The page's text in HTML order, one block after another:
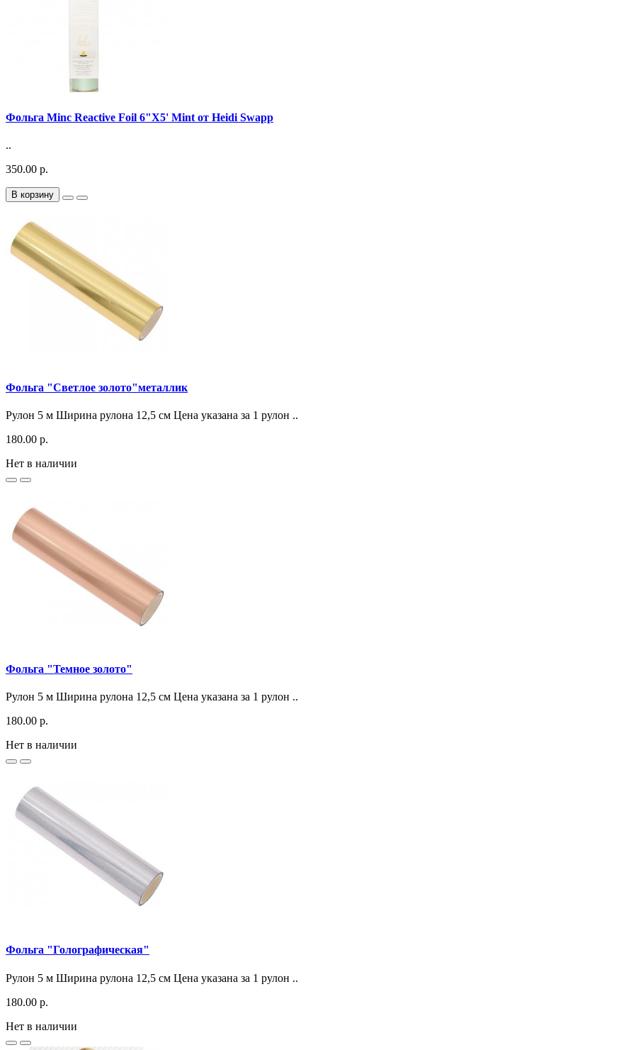
Фольга Minc Reactive Foil 6"X5' Mint от Heidi Swapp
..
350.00 р.
В корзину
Фольга "Светлое золото"металлик
Рулон 5 м Ширина рулона 12,5 см Цена указана за 1 рулон ..
180.00 р.
Нет в наличии
Фольга "Темное золото"
Рулон 5 м Ширина рулона 12,5 см Цена указана за 1 рулон ..
180.00 р.
Нет в наличии
Фольга "Голографическая"
Рулон 5 м Ширина рулона 12,5 см Цена указана за 1 рулон ..
180.00 р.
Нет в наличии